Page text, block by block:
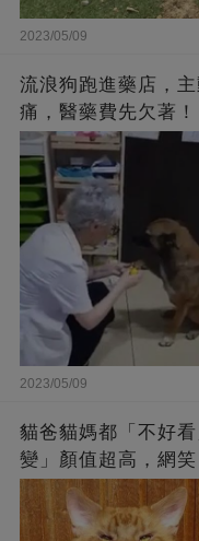
2023/05/09
流浪狗跑進藥店，
痛，醫藥費先欠著！
2023/05/09
貓爸貓媽都「不好
變」顏值超高，網